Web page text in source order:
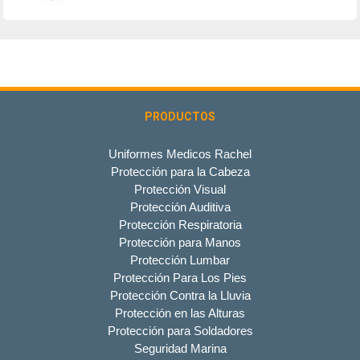
PRODUCTOS
Uniformes Medicos Rachel
Protección para la Cabeza
Protección Visual
Protección Auditiva
Protección Respiratoria
Protección para Manos
Protección Lumbar
Protección Para Los Pies
Protección Contra la Lluvia
Protección en las Alturas
Protección para Soldadores
Seguridad Marina